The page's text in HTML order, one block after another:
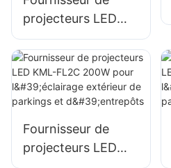
projecteurs LED
KML-FL2C 100W
pour l'éclairage de
panneaux
publicitaires
grandes enseignes.
Fournisseur de
projecteurs LED